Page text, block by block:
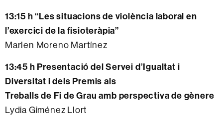
13:15 h “Les situacions de violència laboral en
l’exercici de la fisioteràpia”
Marlen Moreno Martínez
13:45 h Presentació del Servei d’Igualtat i
Diversitat i dels Premis als
Treballs de Fi de Grau amb perspectiva de gènere
Lydia Giménez Llort